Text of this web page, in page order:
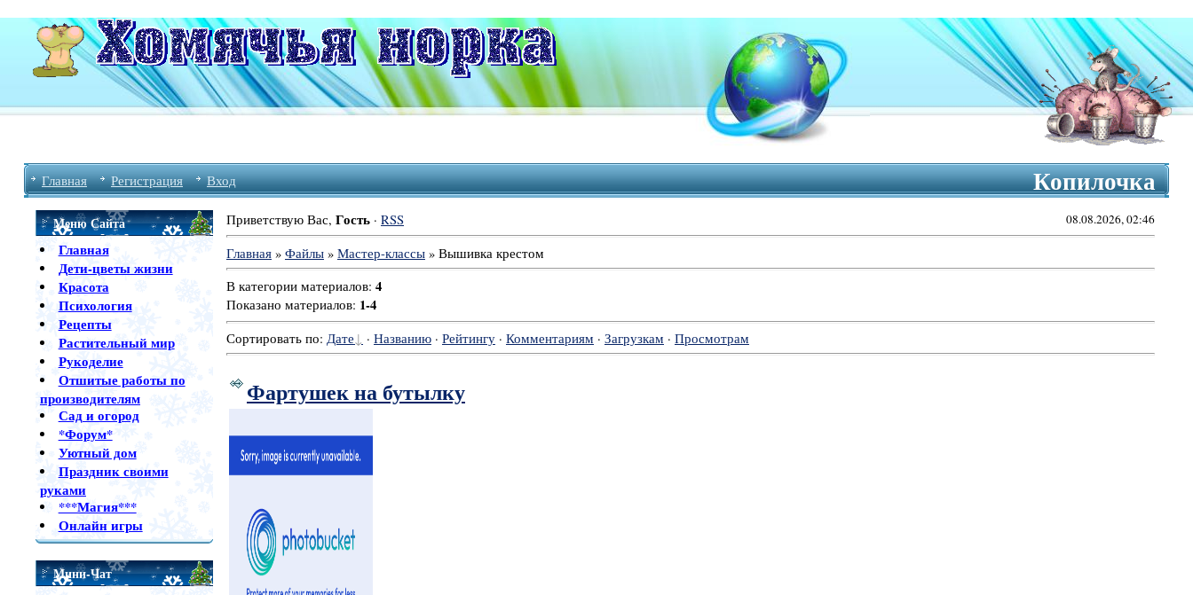
Главная Регистрация Вход Копилочка
Меню Сайта
Главная
Дети-цветы жизни
Красота
Психология
Рецепты
Растительный мир
Рукоделие
Отшитые работы по
производителям
Сад и огород
*Форум*
Уютный дом
Праздник своими
руками
***Магия***
Онлайн игры
Мини-Чат
Приветствую Вас, Гость· RSS 08.08.2026, 02:46
Главная» Файлы» Мастер-классы» Вышивка крестом
В категории материалов: 4
Показано материалов: 1-4
Сортировать по: Дате · Названию· Рейтингу· Комментариям · Загрузкам · Просмотрам
Фартушек на бутылку